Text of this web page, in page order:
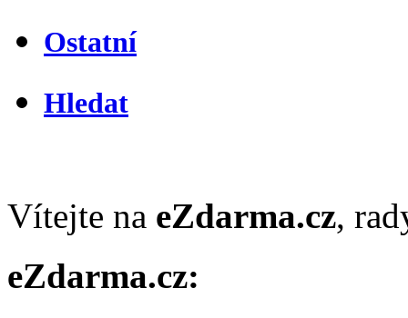
Ostatní
Hledat
Vítejte na eZdarma.cz,
eZdarma.cz: